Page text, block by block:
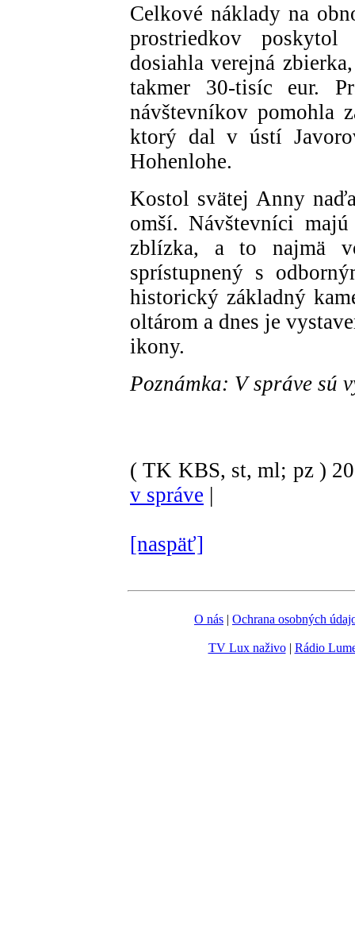
Celkové náklady na
prostriedkov
dosiahla verejná
takmer 30-tisíc eur.
návštevníkov pomohla
ktorý dal v ústí
Hohenlohe.
Kostol svätej Anny
omší. Návštevníci
zblízka, a to najmä
sprístupnený s
historický základný
oltárom a dnes je
ikony.
Poznámka: V správe sú
( TK KBS, st, ml; pz )
v správe |
[naspäť]
O nás | Ochrana osobných
TV Lux naživo| Rádio